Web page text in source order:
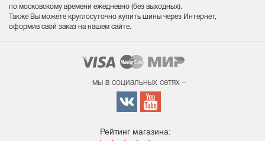
по московскому времени ежедневно (без выходных).
Также Вы можете круглосуточно купить шины через Интернет,
оформив свой заказ на нашем сайте.
мы в социальных сетях –
Рейтинг магазина: